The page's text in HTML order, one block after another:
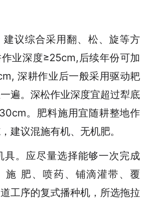
建议综合采用翻、松、旋等方
业深度≥25cm,后续年份可加
深耕作业后一般采用驱动耙
遍。深松作业深度宜超过犁底
。肥料施用宜随耕整地作
建议混施有机、无机肥。
具。应尽量选择能够一次完成
施 肥、喷药、铺滴灌带、覆
工序的复式播种机，所选拖拉